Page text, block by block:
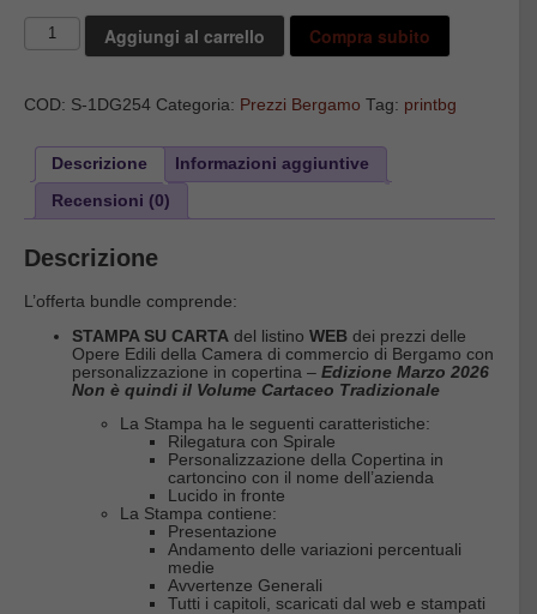
Opere
Edili
Bergamo
del
Web
Accesso
Online
+
Computo
-
Maggio
(edizione
quantità
Aggiungi al carrello Compra subito
COD: S-1DG254 Categoria: Prezzi Bergamo Tag: printbg
Descrizione Informazioni aggiuntive
Recensioni (0)
Descrizione
L’offerta bundle comprende:
STAMPA SU CARTA del listino WEB dei prezzi delle
Opere Edili della Camera di commercio di Bergamo con
personalizzazione in copertina – Edizione Marzo 2026
Non è quindi il Volume Cartaceo Tradizionale
La Stampa ha le seguenti caratteristiche:
Rilegatura con Spirale
Personalizzazione della Copertina in
cartoncino con il nome dell’azienda
Lucido in fronte
La Stampa contiene:
Presentazione
Andamento delle variazioni percentuali
medie
Avvertenze Generali
Tutti i capitoli, scaricati dal web e stampati